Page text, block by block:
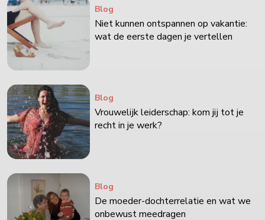
Blog
Niet kunnen ontspannen op vakantie:
wat de eerste dagen je vertellen
Blog
Vrouwelijk leiderschap: kom jij tot je
recht in je werk?
Blog
De moeder-dochterrelatie en wat we
onbewust meedragen